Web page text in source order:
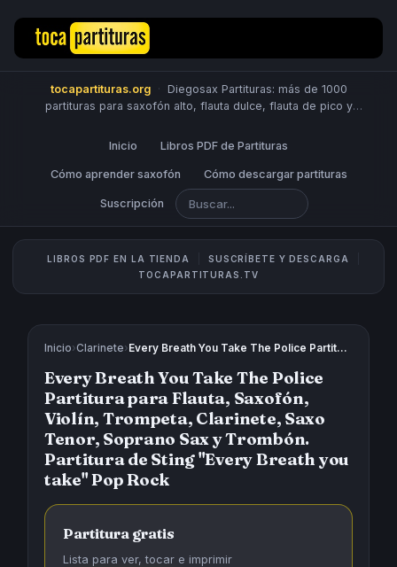
tocapartituras.org ·
Diegosax Partituras: más de 1000
partituras para saxofón alto, flauta dulce, flauta de pico y
chelo, fagot, bombardino, fliscorno, corno, trompa, barítono,
Scores. PUBLICA PARTITURAS
Inicio Libros PDF de Partituras
Cómo aprender saxofón Cómo descargar partituras
Suscripción
LIBROS PDF EN LA TIENDA
SUSCRÍBETE Y DESCARGA
TOCAPARTITURAS.TV
Inicio›Clarinete› Every Breath You Take The Police Partitura para Flauta, Saxofón, Violín, Trompeta, Clarinete, Saxo Tenor, Soprano Sax y Trombón. Partitura de Sting "Every Breath you take" Pop Rock
Every Breath You Take The Police
Partitura para Flauta, Saxofón,
Violín, Trompeta, Clarinete, Saxo
Tenor, Soprano Sax y Trombón.
Partitura de Sting "Every Breath you
take" Pop Rock
Partitura gratis
Lista para ver, tocar e imprimir